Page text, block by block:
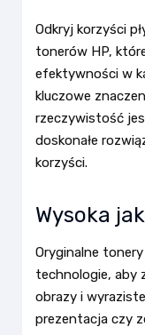
Odkryj korzyści
tonerów HP,
efektywności w
kluczowe
rzeczywistość
doskonałe
korzyści.
Wysoka
Oryginalne
technologie, aby
obrazy i
prezentacja czy